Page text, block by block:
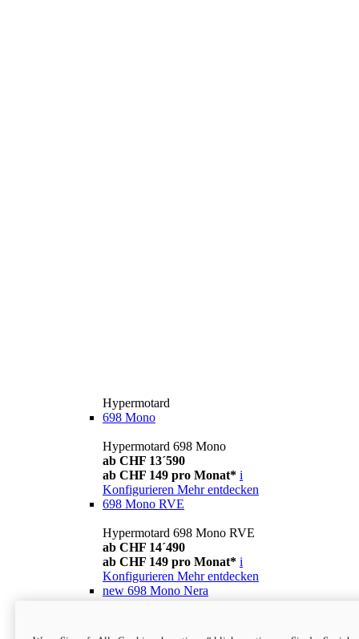
Hypermotard
698 Mono
Hypermotard 698 Mono
ab CHF 13´590
ab CHF 149 pro Monat* i
Konfigurieren Mehr entdecken
698 Mono RVE
Hypermotard 698 Mono RVE
ab CHF 14´490
ab CHF 149 pro Monat* i
Konfigurieren Mehr entdecken
new 698 Mono Nera
ab CHF 13´990